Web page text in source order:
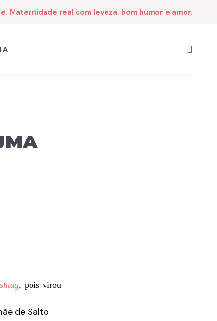
Maternidade real com leveza, bom humor e amor.
, pois virou